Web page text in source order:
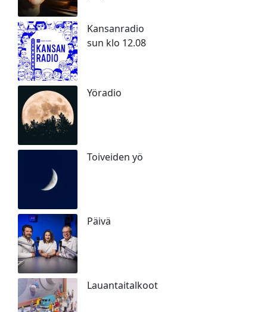
Kansanradio
sun klo 12.08
Yöradio
Toiveiden yö
Päivä
Lauantaitalkoot